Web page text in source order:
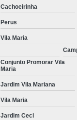
Cachoeirinha
Perus
Vila Maria
Conjunto Promorar Vila
Maria
Jardim Vila Mariana
Vila Maria
Jardim Ceci